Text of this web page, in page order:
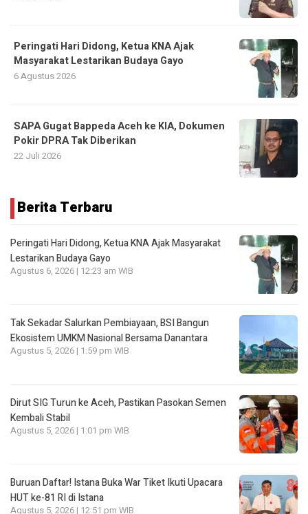
Peringati Hari Didong, Ketua KNA Ajak
Masyarakat Lestarikan Budaya Gayo
6 Agustus 2026
SAPA Gugat Bappeda Aceh ke KIA, Dokumen
Pokir DPRA Tak Diberikan
22 Juli 2026
Berita Terbaru
Peringati Hari Didong, Ketua KNA Ajak Masyarakat
Lestarikan Budaya Gayo
Agustus 6, 2026 | 12:23 am WIB
Tak Sekadar Salurkan Pembiayaan, BSI Bangun
Ekosistem UMKM Nasional Bersama Danantara
Agustus 5, 2026 | 1:59 pm WIB
Dirut SIG Turun ke Aceh, Pastikan Pasokan Semen
Kembali Stabil
Agustus 5, 2026 | 1:01 pm WIB
Buruan Daftar! Istana Buka War Tiket Ikuti Upacara
HUT ke-81 RI di Istana
Agustus 5, 2026 | 12:51 pm WIB